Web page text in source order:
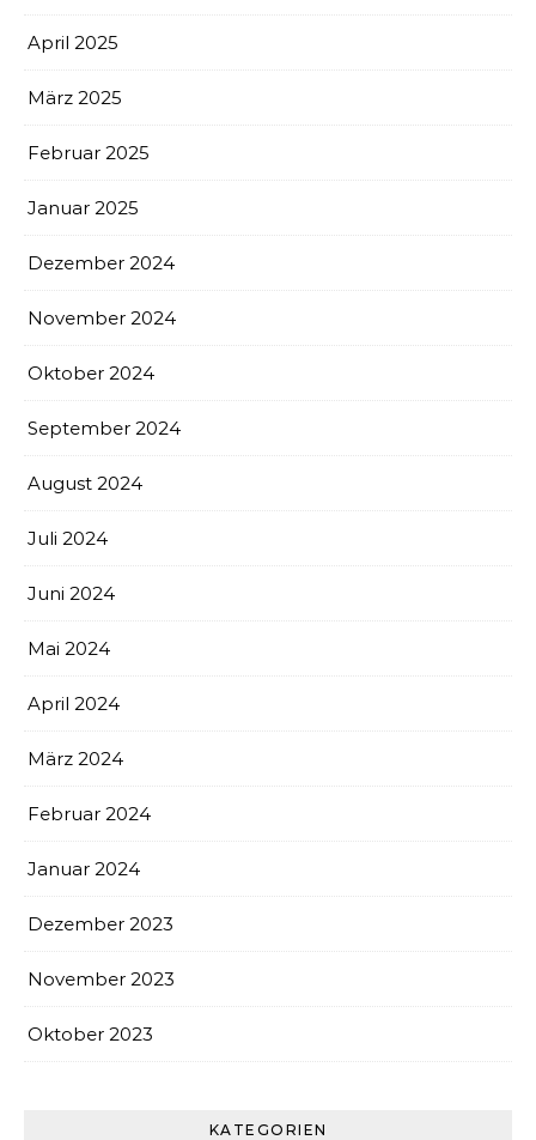
April 2025
März 2025
Februar 2025
Januar 2025
Dezember 2024
November 2024
Oktober 2024
September 2024
August 2024
Juli 2024
Juni 2024
Mai 2024
April 2024
März 2024
Februar 2024
Januar 2024
Dezember 2023
November 2023
Oktober 2023
KATEGORIEN